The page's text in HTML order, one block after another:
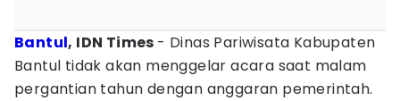
Bantul, IDN Times - Dinas Pariwisata Kabupaten
Bantul tidak akan menggelar acara saat malam
pergantian tahun dengan anggaran pemerintah.